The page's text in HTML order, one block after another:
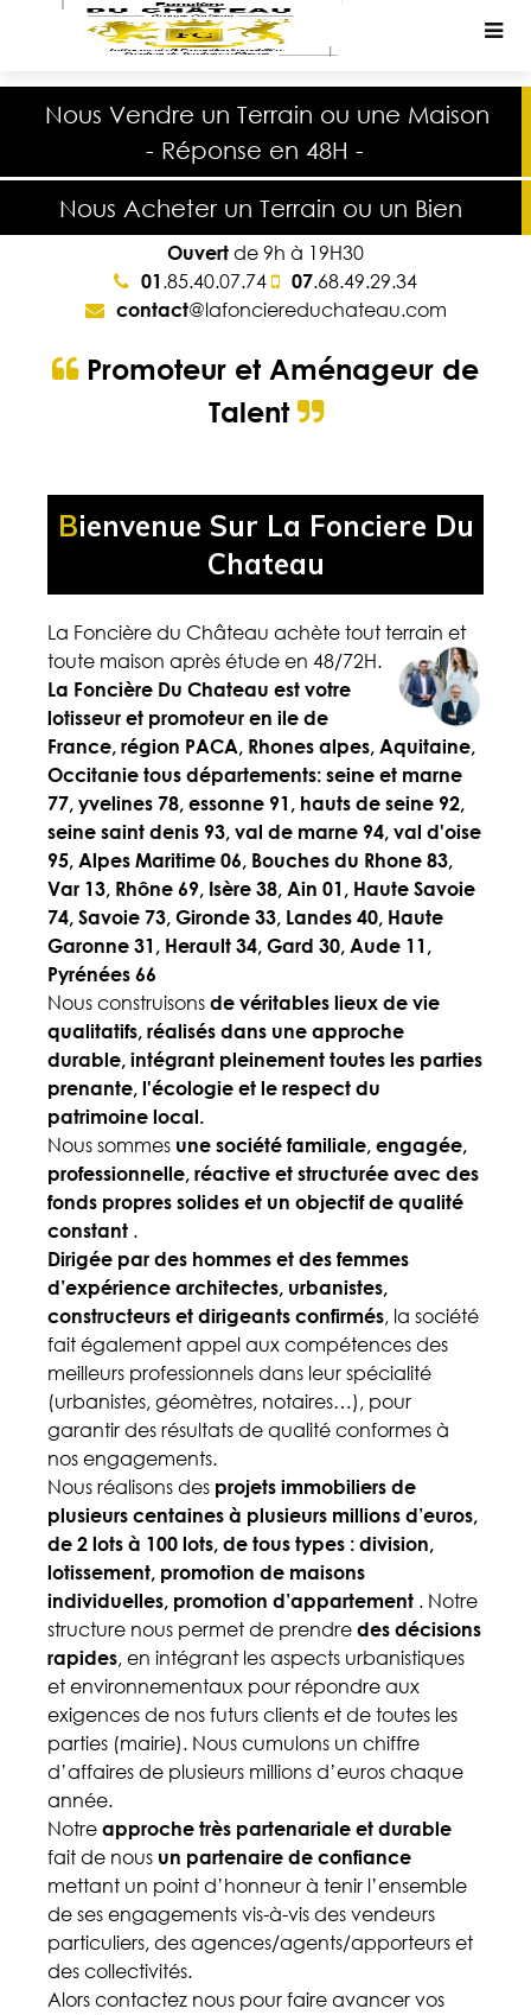
Nous Vendre un Terrain ou une Maison
- Réponse en 48H -
Nous Acheterun Terrain ou un Bien
Ouvert de 9h à 19H30
01 .85.40.07.74 07.68.49.29.34
contact@lafonciereduchateau.com
Promoteur et Aménageur de
Talent
Bienvenue Sur La Fonciere Du
Chateau
La Foncière du Château achète tout terrain et
toute maison après étude en 48/72H.
La Foncière Du Chateau est votre
lotisseur et promoteur en ile de
France, région PACA, Rhones alpes, Aquitaine,
Occitanie tous départements: seine et marne
77, yvelines 78, essonne 91, hauts de seine 92,
seine saint denis 93, val de marne 94, val d'oise
95, Alpes Maritime 06, Bouches du Rhone 83,
Var 13, Rhône 69, Isère 38, Ain 01, Haute Savoie
74, Savoie 73, Gironde 33, Landes 40, Haute
Garonne 31, Herault 34, Gard 30, Aude 11,
Pyrénées 66
Nous construisonsde véritables lieux de vie
qualitatifs, réalisés dans une approche
durable, intégrant pleinement toutes les parties
prenante, l'écologie et le respect du
patrimoine local.
Nous sommes une société familiale, engagée,
professionnelle, réactive et structurée avec des
fonds propres solides et un objectif de qualité
constant .
Dirigée par des hommes et des femmes
d’expérience architectes, urbanistes,
constructeurs et dirigeants confirmés, la société
fait également appel aux compétences des
meilleurs professionnels dans leur spécialité
(urbanistes, géomètres, notaires…), pour
garantir des résultats de qualité conformes à
nos engagements.
Nous réalisons des projets immobiliers de
plusieurs centaines à plusieurs millions d’euros,
de 2 lots à 100 lots, de tous types : division,
lotissement, promotion de maisons
individuelles, promotion d’appartement . Notre
structure nous permet de prendredes décisions
rapides, en intégrant les aspects urbanistiques
et environnementaux pour répondre aux
exigences de nos futurs clients et de toutes les
parties (mairie). Nous cumulons un chiffre
d’affaires de plusieurs millions d’euros chaque
année.
Notreapproche très partenariale et durable
fait de nous un partenaire de confiance
mettant un point d’honneur à tenir l’ensemble
de ses engagements vis-à-vis des vendeurs
particuliers, des agences/agents/apporteurs et
des collectivités.
Alors contactez nous pour faire avancer vos